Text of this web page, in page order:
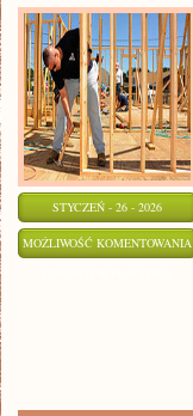
STYCZEŃ - 26 - 2026
MOŻLIWOŚĆ KOMENTOWANIA